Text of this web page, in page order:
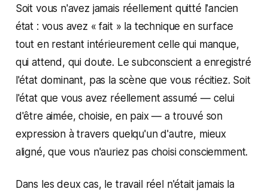
Soit vous n'avez jamais réellement quitté l'ancien
état : vous avez « fait » la technique en surface
tout en restant intérieurement celle qui manque,
qui attend, qui doute. Le subconscient a enregistré
l'état dominant, pas la scène que vous récitiez. Soit
l'état que vous avez réellement assumé — celui
d'être aimée, choisie, en paix — a trouvé son
expression à travers quelqu'un d'autre, mieux
aligné, que vous n'auriez pas choisi consciemment.
Dans les deux cas, le travail réel n'était jamais la